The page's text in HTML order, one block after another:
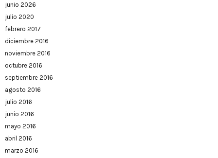
junio 2026
julio 2020
febrero 2017
diciembre 2016
noviembre 2016
octubre 2016
septiembre 2016
agosto 2016
julio 2016
junio 2016
mayo 2016
abril 2016
marzo 2016